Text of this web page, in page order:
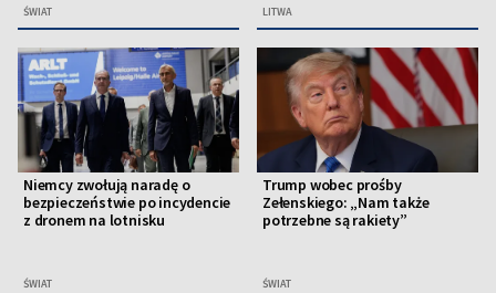
ŚWIAT LITWA
Niemcy zwołują naradę o
bezpieczeństwie po incydencie
z dronem na lotnisku
ŚWIAT
Trump wobec prośby
Zełenskiego: „Nam także
potrzebne są rakiety”
ŚWIAT